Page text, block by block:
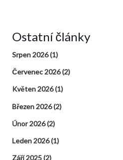
Ostatní články
Srpen 2026(1)
Červenec 2026(2)
Květen 2026(1)
Březen 2026(2)
Únor 2026(2)
Leden 2026(1)
Září 2025(2)